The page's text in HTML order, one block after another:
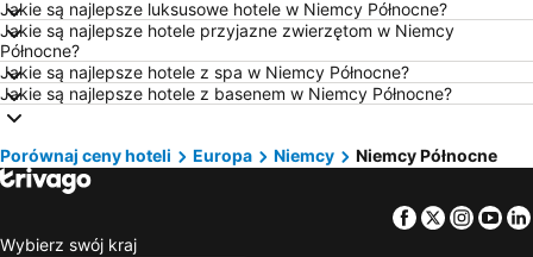
Hotele — Szczyrk
Hotele — Szczawnica
Hotele — Wisła
Hotele — Malta
Hotele — wybrzeże Chorwacji
Hotele — Pomorskie
Hotele — Jezioro Garda
Hotele — Grecja
Hotele — Bieszczady
Hotele — Albania
Jakie są najlepsze luksusowe hotele w Niemcy Północne?
Jakie są najlepsze hotele przyjazne zwierzętom w Niemcy
Północne?
Jakie są najlepsze hotele z spa w Niemcy Północne?
Jakie są najlepsze hotele z basenem w Niemcy Północne?
Porównaj ceny hoteli Europa Niemcy Niemcy Północne
Facebook
Twitter
Wybierz swój kraj